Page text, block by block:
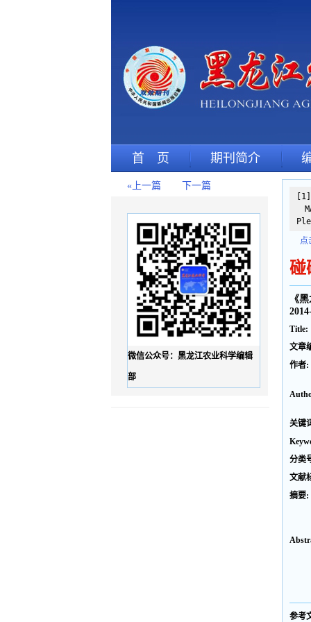
首 页 期刊简介
«上一篇 下一篇
微信公众号：黑龙江农业科学编辑
部
点
碰
《
Title:
文章
作者:
关键
分类
文献
摘要:
参考